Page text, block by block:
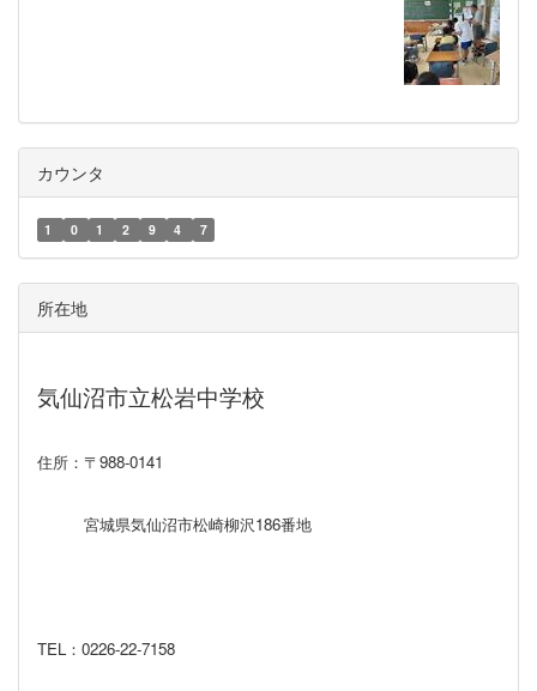
カウンタ
1 0 1 2 9 4 7
所在地
気仙沼市立松岩中学校
住所：〒988-0141
宮城県気仙沼市松崎柳沢186番地
TEL：0226‐22‐7158